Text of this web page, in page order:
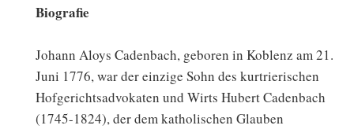
Biografie
Johann Aloys Cadenbach, geboren in Koblenz am 21.
Juni 1776, war der einzige Sohn des kurtrierischen
Hofgerichtsadvokaten und Wirts Hubert Cadenbach
(1745-1824), der dem katholischen Glauben